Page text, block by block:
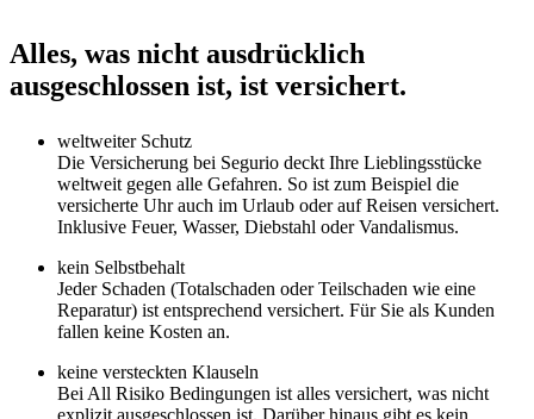
Alles, was nicht ausdrücklich
ausgeschlossen ist, ist versichert.
weltweiter Schutz
Die Versicherung bei Segurio deckt Ihre Lieblingsstücke
weltweit gegen alle Gefahren. So ist zum Beispiel die
versicherte Uhr auch im Urlaub oder auf Reisen versichert.
Inklusive Feuer, Wasser, Diebstahl oder Vandalismus.
kein Selbstbehalt
Jeder Schaden (Totalschaden oder Teilschaden wie eine
Reparatur) ist entsprechend versichert. Für Sie als Kunden
fallen keine Kosten an.
keine versteckten Klauseln
Bei All Risiko Bedingungen ist alles versichert, was nicht
explizit ausgeschlossen ist. Darüber hinaus gibt es kein